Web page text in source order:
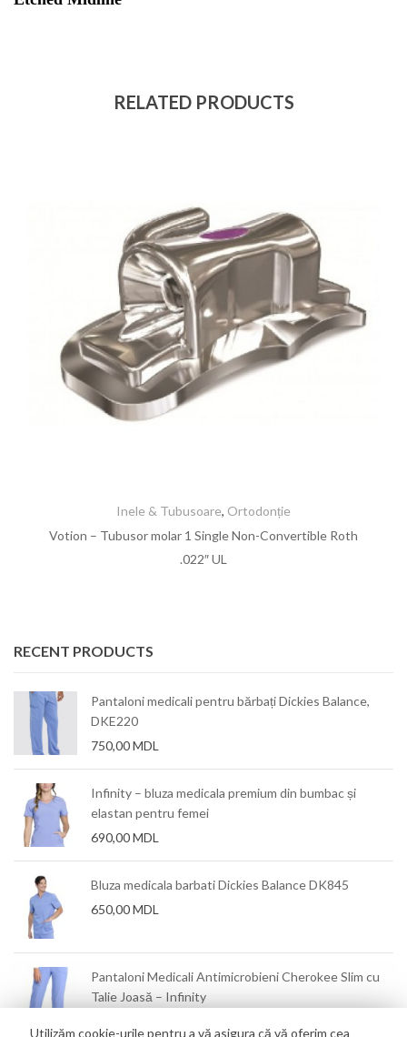
RELATED PRODUCTS
Inele & Tubusoare, Ortodonție
Votion – Tubusor molar 1 Single Non-Convertible Roth
.022″ UL
RECENT PRODUCTS
Pantaloni medicali pentru bărbați Dickies Balance,
DKE220
750,00MDL
Infinity – bluza medicala premium din bumbac și
elastan pentru femei
690,00MDL
Bluza medicala barbati Dickies Balance DK845
650,00MDL
Pantaloni Medicali Antimicrobieni Cherokee Slim cu
Talie Joasă – Infinity
Utilizăm cookie-urile pentru a vă asigura că vă oferim cea